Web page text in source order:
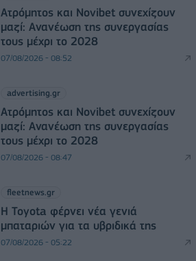
Ατρόμητος και Novibet συνεχίζουν
μαζί: Ανανέωση της συνεργασίας
τους μέχρι το 2028
07/08/2026 - 08:52
advertising.gr
Ατρόμητος και Novibet συνεχίζουν
μαζί: Ανανέωση της συνεργασίας
τους μέχρι το 2028
07/08/2026 - 08:47
fleetnews.gr
Η Toyota φέρνει νέα γενιά
μπαταριών για τα υβριδικά της
07/08/2026 - 05:22